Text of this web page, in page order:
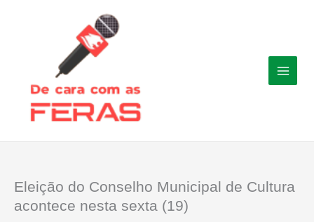
Eleição do Conselho Municipal de Cultura
acontece nesta sexta (19)